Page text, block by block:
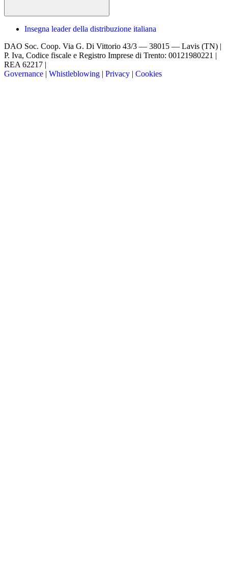
Insegna leader della distribuzione italiana
DAO Soc. Coop. Via G. Di Vittorio 43/3 — 38015 — Lavis (TN) |
P. Iva, Codice fiscale e Registro Imprese di Trento: 00121980221 |
REA 62217 |
Governance | Whistleblowing | Privacy | Cookies